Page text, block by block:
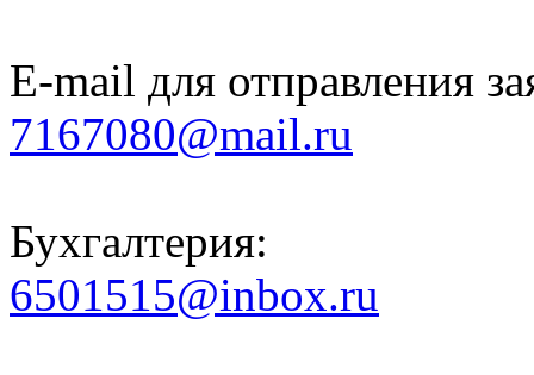
E-mail для отправления
7167080@mail.ru
Бухгалтерия:
6501515@inbox.ru